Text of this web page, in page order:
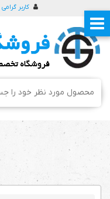
کاربر گرامی